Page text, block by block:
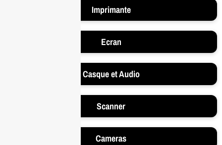
Imprimante
Ecran
Casque et Audio
Scanner
Cameras